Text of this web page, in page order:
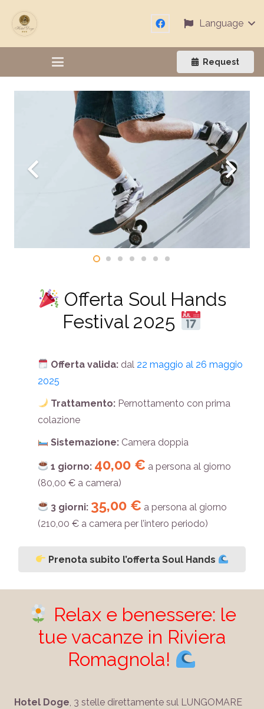
Language
Request
Offerta Soul Hands
Festival 2025
Offerta valida: dal 22 maggio al 26 maggio
2025
Trattamento: Pernottamento con prima
colazione
Sistemazione: Camera doppia
1 giorno: 40,00 € a persona al giorno
(80,00 € a camera)
3 giorni: 35,00 € a persona al giorno
(210,00 € a camera per l’intero periodo)
Prenota subito l’offerta Soul Hands
Relax e benessere: le
tue vacanze in Riviera
Romagnola!
Hotel Doge, 3 stelle direttamente sul LUNGOMARE